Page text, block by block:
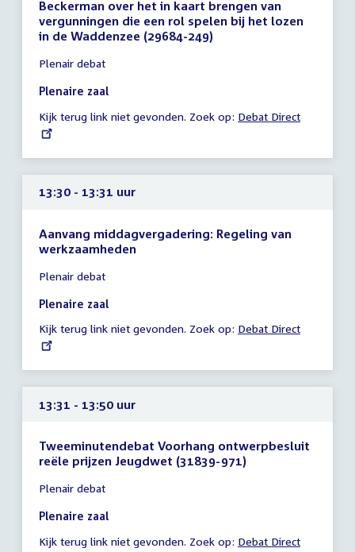
Beckerman over het in kaart brengen van
vergunningen die een rol spelen bij het lozen
in de Waddenzee (29684-249)
vergadering
11:50
12:20
uur
Plenair debat
Plenaire zaal
Kijk terug link niet gevonden. Zoek op: External
Debat Direct
13:30 - 13:31 uur
Aanvang middagvergadering: Regeling van
werkzaamheden
vergadering
13:30
13:31
uur
Plenair debat
Plenaire zaal
Kijk terug link niet gevonden. Zoek op: External
Debat Direct
13:31 - 13:50 uur
Tweeminutendebat Voorhang ontwerpbesluit
reële prijzen Jeugdwet (31839-971)
vergadering
13:31
13:50
Plenair debat
Plenaire zaal
Kijk terug link niet gevonden. Zoek op: External
Debat Direct